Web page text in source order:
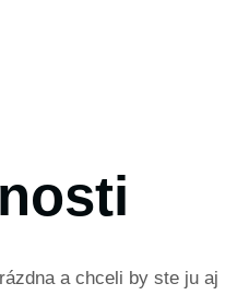
a chceli by ste ju aj